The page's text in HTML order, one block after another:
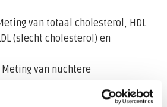
met Inzicht in Hun Gezondheid
tussen Care for Human en
health consulenten van Care
bloedsuikerspiegel en oorzaken
van totaal cholesterol, HDL
(slecht cholesterol) en
van nuchtere
insulineresistentie.